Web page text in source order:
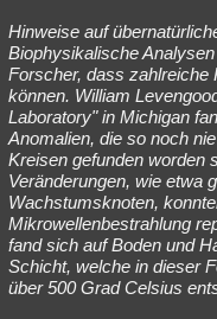
Hinweise auf
Biophysikalische
Forscher, dass zahlreiche
können. William
Laboratory" in Michigan
Anomalien, die so noch
Kreisen gefunden worden
Veränderungen, wie etwa
Wachstumsknoten,
Mikrowellenbestrahlung
fand sich auf Boden und
Schicht, welche in dieser
über 500 Grad Celsius